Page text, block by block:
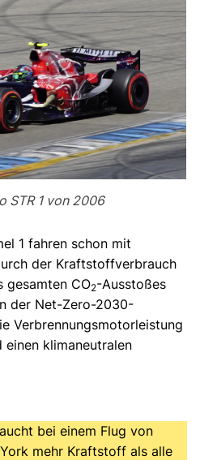
STR 1 von 2006
1 fahren schon mit
der Kraftstoffverbrauch
gesamten CO2-Ausstoßes
der Net-Zero-2030-
Verbrennungsmotorleistung
klimaneutralen
bei einem Flug von
mehr Kraftstoff als alle